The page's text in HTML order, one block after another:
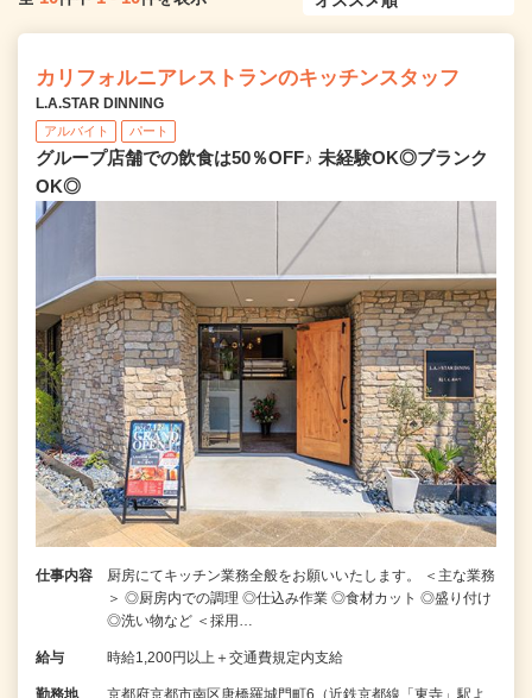
カリフォルニアレストランのキッチンスタッフ
L.A.STAR DINNING
アルバイト パート
グループ店舗での飲食は50％OFF♪ 未経験OK◎ブランク
OK◎
仕事内容
厨房にてキッチン業務全般をお願いいたします。 ＜主な業務
＞ ◎厨房内での調理 ◎仕込み作業 ◎食材カット ◎盛り付け
◎洗い物など ＜採用…
給与 時給1,200円以上＋交通費規定内支給
勤務地
京都府京都市南区唐橋羅城門町6（近鉄京都線「東寺」駅よ